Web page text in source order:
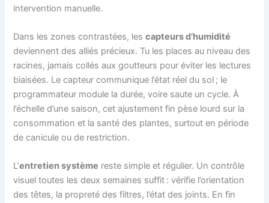
intervention manuelle.
Dans les zones contrastées, lescapteurs d’humidité
deviennent des alliés précieux. Tu les places au niveau des
racines, jamais collés aux goutteurs pour éviter les lectures
biaisées. Le capteur communique l’état réel du sol ; le
programmateur module la durée, voire saute un cycle. À
l’échelle d’une saison, cet ajustement fin pèse lourd sur la
consommation et la santé des plantes, surtout en période
de canicule ou de restriction.
L’entretien système reste simple et régulier. Un contrôle
visuel toutes les deux semaines suffit : vérifie l’orientation
des têtes, la propreté des filtres, l’état des joints. En fin